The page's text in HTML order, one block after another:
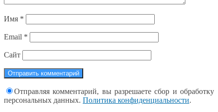
Имя *
Email *
Сайт
Отправляя комментарий, вы разрешаете сбор и обработку
персональных данных. Политика конфиденциальности.